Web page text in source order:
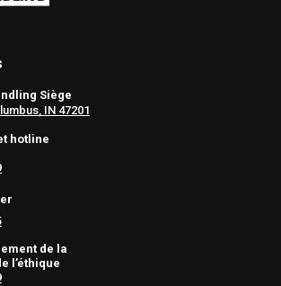
Siège
IN 47201
hotline
de la
l’éthique